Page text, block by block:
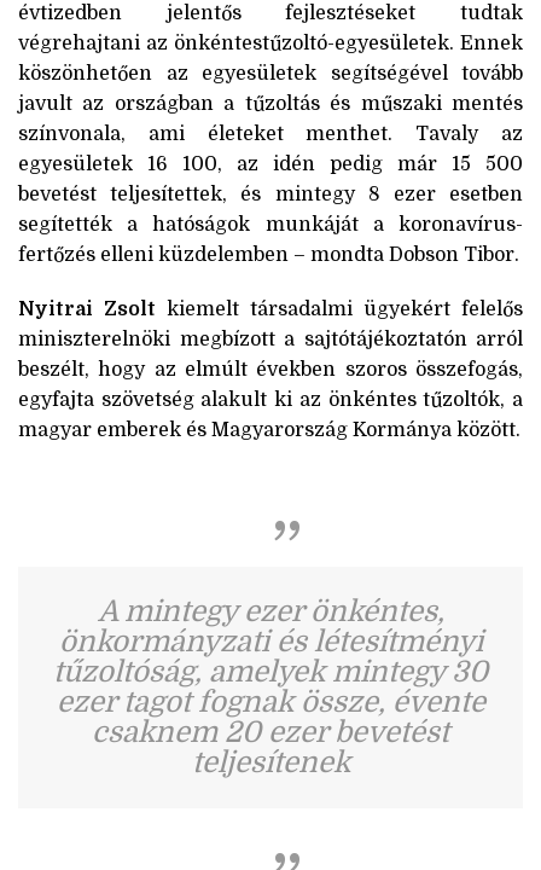
évtizedben jelentős fejlesztéseket tudtak
végrehajtani az önkéntestűzoltó-egyesületek. Ennek
köszönhetően az egyesületek segítségével tovább
javult az országban a tűzoltás és műszaki mentés
színvonala, ami életeket menthet. Tavaly az
egyesületek 16 100, az idén pedig már 15 500
bevetést teljesítettek, és mintegy 8 ezer esetben
segítették a hatóságok munkáját a koronavírus-
fertőzés elleni küzdelemben – mondta Dobson Tibor.
Nyitrai Zsolt kiemelt társadalmi ügyekért felelős
miniszterelnöki megbízott a sajtótájékoztatón arról
beszélt, hogy az elmúlt években szoros összefogás,
egyfajta szövetség alakult ki az önkéntes tűzoltók, a
magyar emberek és Magyarország Kormánya között.
A mintegy ezer önkéntes,
önkormányzati és létesítményi
tűzoltóság, amelyek mintegy 30
ezer tagot fognak össze, évente
csaknem 20 ezer bevetést
teljesítenek